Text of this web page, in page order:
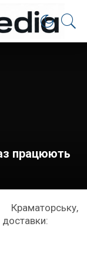
працюють
доставки: